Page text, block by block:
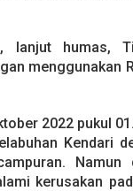
lanjut humas,
menggunakan
2022 pukul
Kendari
kerusakan